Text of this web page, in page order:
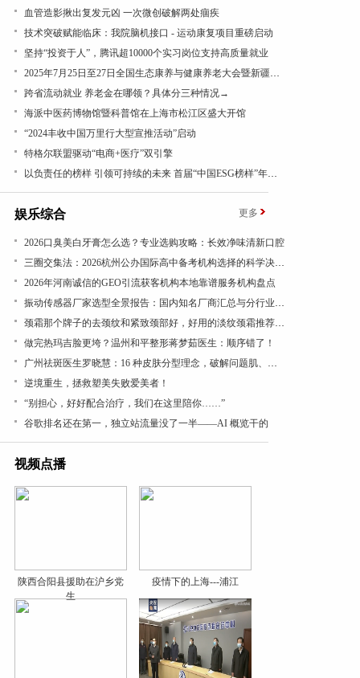
血管造影揪出复发元凶 一次微创破解两处痼疾
技术突破赋能临床：我院脑机接口 - 运动康复项目重磅启动
坚持“投资于人”，腾讯超10000个实习岗位支持高质量就业
2025年7月25日至27日全国生态康养与健康养老大会暨新疆昭苏康养旅游文化活动成功举办
跨省流动就业 养老金在哪领？具体分三种情况→
海派中医药博物馆暨科普馆在上海市松江区盛大开馆
“2024丰收中国万里行大型宣推活动”启动
特格尔联盟驱动“电商+医疗”双引擎
以负责任的榜样 引领可持续的未来 首届“中国ESG榜样”年度盛典成功举办
娱乐综合 更多
​2026口臭美白牙膏怎么选？专业选购攻略：长效净味清新口腔
三圈交集法：2026杭州公办国际高中备考机构选择的科学决策路径
2026年河南诚信的GEO引流获客机构本地靠谱服务机构盘点
振动传感器厂家选型全景报告：国内知名厂商汇总与分行业应用差异深度解析
颈霜那个牌子的去颈纹和紧致颈部好，好用的淡纹颈霜推荐，成分党闭眼入，紧致抗皱有效
做完热玛吉脸更垮？温州和平整形蒋梦茹医生：顺序错了！
广州祛斑医生罗晓慧：16 种皮肤分型理念，破解问题肌、疑难色素管理困局
逆境重生，拯救塑美失败爱美者！
“别担心，好好配合治疗，我们在这里陪你……”
谷歌排名还在第一，独立站流量没了一半——AI 概览干的
视频点播
陕西合阳县援助在沪乡党
生
疫情下的上海---浦江